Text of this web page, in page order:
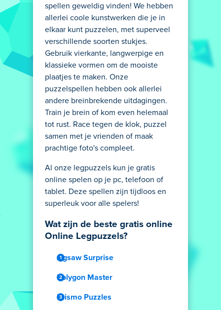
spellen geweldig vinden! We hebben
allerlei coole kunstwerken die je in
elkaar kunt puzzelen, met superveel
verschillende soorten stukjes.
Gebruik vierkante, langwerpige en
klassieke vormen om de mooiste
plaatjes te maken. Onze
puzzelspellen hebben ook allerlei
andere breinbrekende uitdagingen.
Train je brein of kom even helemaal
tot rust. Race tegen de klok, puzzel
samen met je vrienden of maak
prachtige foto's compleet.
Al onze legpuzzels kun je gratis
online spelen op je pc, telefoon of
tablet. Deze spellen zijn tijdloos en
superleuk voor alle spelers!
Wat zijn de beste gratis online
Online Legpuzzels?
Jigsaw Surprise
Polygon Master
Prismo Puzzles